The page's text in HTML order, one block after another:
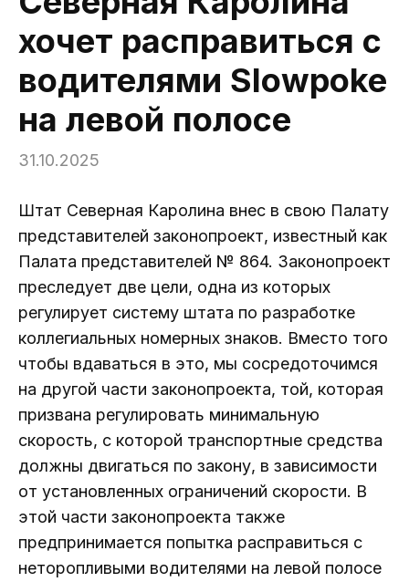
хочет расправиться с
водителями Slowpoke
на левой полосе
31.10.2025
Штат Северная Каролина внес в свою Палату
представителей законопроект, известный как
Палата представителей № 864. Законопроект
преследует две цели, одна из которых
регулирует систему штата по разработке
коллегиальных номерных знаков. Вместо того
чтобы вдаваться в это, мы сосредоточимся
на другой части законопроекта, той, которая
призвана регулировать минимальную
скорость, с которой транспортные средства
должны двигаться по закону, в зависимости
от установленных ограничений скорости. В
этой части законопроекта также
предпринимается попытка расправиться с
неторопливыми водителями на левой полосе